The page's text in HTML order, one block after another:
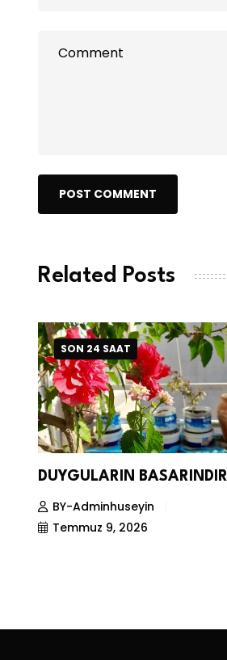
POST COMMENT
Related Posts
SON 24 SAAT
DUYGULARIN
BY-Adminhuseyin
Temmuz 9, 2026